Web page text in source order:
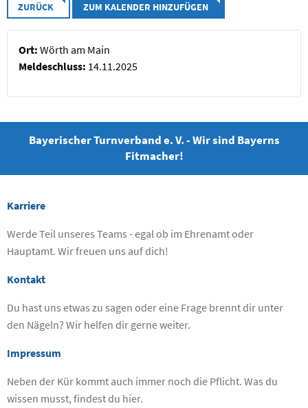
ZURÜCK ZUM KALENDER HINZUFÜGEN
Ort: Wörth am Main
Meldeschluss: 14.11.2025
Bayerischer Turnverband e. V. - Wir sind Bayerns
Fitmacher!
Karriere
Werde Teil unseres Teams - egal ob im Ehrenamt oder
Hauptamt. Wir freuen uns auf dich!
Kontakt
Du hast uns etwas zu sagen oder eine Frage brennt dir unter
den Nägeln? Wir helfen dir gerne weiter.
Impressum
Neben der Kür kommt auch immer noch die Pflicht. Was du
wissen musst, findest du hier.